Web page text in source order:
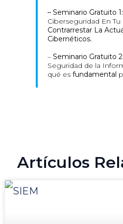
– Seminario Gratuito 1:
Ciberseguridad En
Contrarrestar La
Cibernéticos.
–Seminario Gratuito 2:
Seguridad de la
qué esfundamental
Artículos